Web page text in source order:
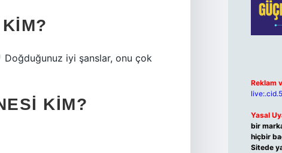
Doğduğunuz iyi şanslar, onu çok
KIM?
Reklam
Yasal
bir
hiçbir
Sitede